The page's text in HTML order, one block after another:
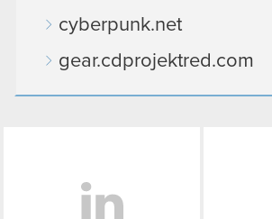
cyberpunk.net
gear.cdprojektred.com